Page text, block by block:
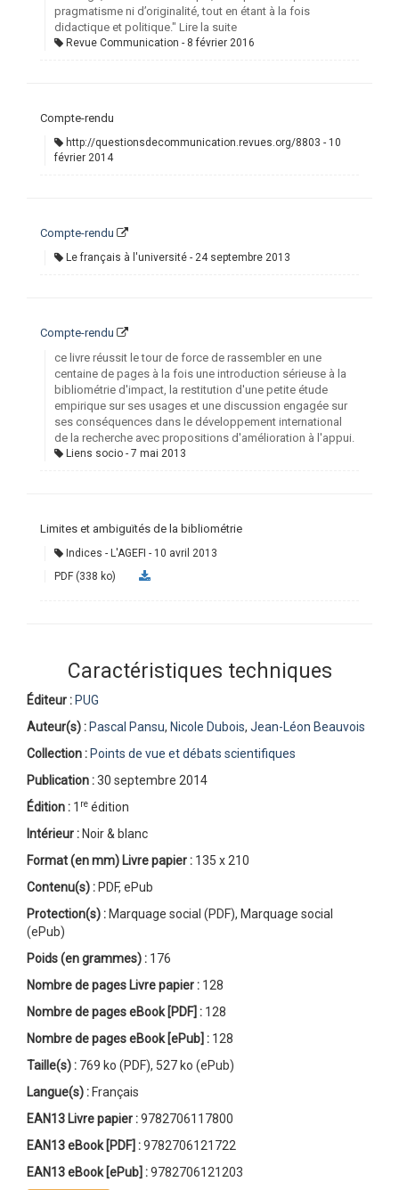
pragmatisme ni d’originalité, tout en étant à la fois
didactique et politique." Lire la suite
Revue Communication 8 février 2016
Compte-rendu
http://questionsdecommunication.revues.org/8803
10
février 2014
Compte-rendu
Le français à l'université 24 septembre 2013
Compte-rendu
ce livre réussit le tour de force de rassembler en une
centaine de pages à la fois une introduction sérieuse à la
bibliométrie d'impact, la restitution d'une petite étude
empirique sur ses usages et une discussion engagée sur
ses conséquences dans le développement international
de la recherche avec propositions d'amélioration à l'appui.
Liens socio 7 mai 2013
Limites et ambiguïtés de la bibliométrie
Indices - L'AGEFI
10 avril 2013
PDF (338 ko)
Caractéristiques techniques
Éditeur : PUG
Auteur(s) : Pascal Pansu, Nicole Dubois, Jean-Léon Beauvois
Collection : Points de vue et débats scientifiques
Publication :30 septembre 2014
Édition : 1 re édition
Intérieur : Noir & blanc
Format (en mm) Livre papier : 135 x 210
Contenu(s) : PDF, ePub
Protection(s) : Marquage social (PDF), Marquage social
(ePub)
Poids (en grammes) : 176
Nombre de pages Livre papier : 128
Nombre de pageseBook [PDF] : 128
Nombre de pageseBook [ePub] : 128
Taille(s) : 769 ko (PDF), 527 ko (ePub)
Langue(s) : Français
EAN13 Livre papier :9782706117800
EAN13 eBook [PDF] :9782706121722
EAN13 eBook [ePub] :9782706121203